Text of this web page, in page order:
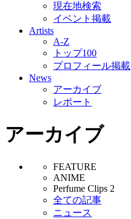
現在地検索
イベント掲載
Artists
A-Z
トップ100
プロフィール掲載
News
アーカイブ
レポート
アーカイブ
FEATURE
ANIME
Perfume Clips 2
全ての記事
ニュース